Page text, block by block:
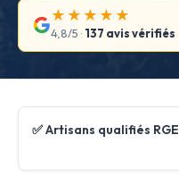
★★★★★
4,8/5 · 137 avis vérifiés
✅ Artisans qualifiés RGE